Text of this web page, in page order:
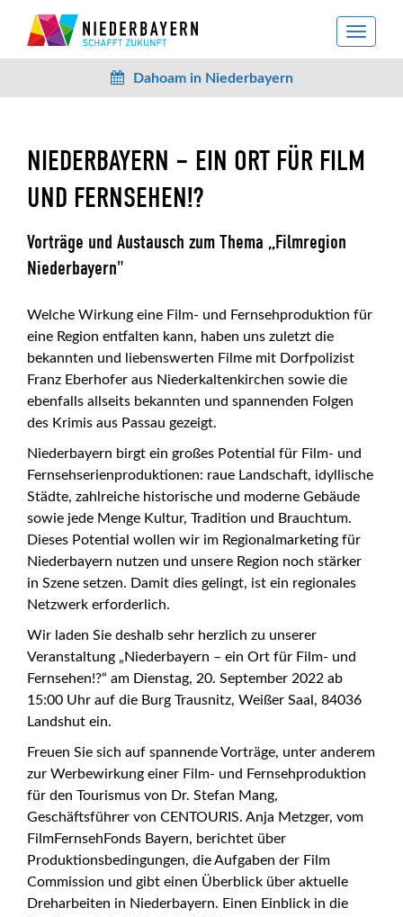
toggle
Dahoam in Niederbayern
NIEDERBAYERN – EIN ORT FÜR FILM
UND FERNSEHEN!?
Vorträge und Austausch zum Thema „Filmregion
Niederbayern"
Welche Wirkung eine Film- und Fernsehproduktion für
eine Region entfalten kann, haben uns zuletzt die
bekannten und liebenswerten Filme mit Dorfpolizist
Franz Eberhofer aus Niederkaltenkirchen sowie die
ebenfalls allseits bekannten und spannenden Folgen
des Krimis aus Passau gezeigt.
Niederbayern birgt ein großes Potential für Film- und
Fernsehserienproduktionen: raue Landschaft, idyllische
Städte, zahlreiche historische und moderne Gebäude
sowie jede Menge Kultur, Tradition und Brauchtum.
Dieses Potential wollen wir im Regionalmarketing für
Niederbayern nutzen und unsere Region noch stärker
in Szene setzen. Damit dies gelingt, ist ein regionales
Netzwerk erforderlich.
Wir laden Sie deshalb sehr herzlich zu unserer
Veranstaltung „Niederbayern – ein Ort für Film- und
Fernsehen!?“ am Dienstag, 20. September 2022 ab
15:00 Uhr auf die Burg Trausnitz, Weißer Saal, 84036
Landshut ein.
Freuen Sie sich auf spannende Vorträge, unter anderem
zur Werbewirkung einer Film- und Fernsehproduktion
für den Tourismus von Dr. Stefan Mang,
Geschäftsführer von CENTOURIS. Anja Metzger, vom
FilmFernsehFonds Bayern, berichtet über
Produktionsbedingungen, die Aufgaben der Film
Commission und gibt einen Überblick über aktuelle
Dreharbeiten in Niederbayern. Einen Einblick in die